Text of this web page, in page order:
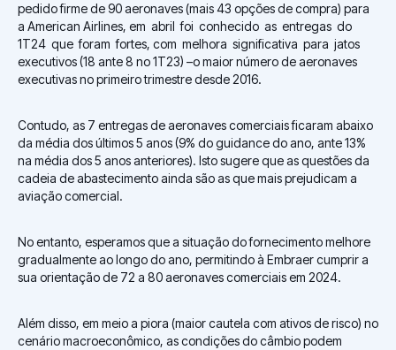
pedido firme de 90 aeronaves (mais 43 opções de compra) para
a American Airlines, em abril foi conhecido as entregas do
1T24 que foram fortes, com melhora significativa para jatos
executivos (18 ante 8 no 1T23) –o maior número de aeronaves
executivas no primeiro trimestre desde 2016.
Contudo, as 7 entregas de aeronaves comerciais ficaram abaixo
da média dos últimos 5 anos (9% do guidance do ano, ante 13%
na média dos 5 anos anteriores). Isto sugere que as questões da
cadeia de abastecimento ainda são as que mais prejudicam a
aviação comercial.
No entanto, esperamos que a situação do fornecimento melhore
gradualmente ao longo do ano, permitindo à Embraer cumprir a
sua orientação de 72 a 80 aeronaves comerciais em 2024.
Além disso, em meio a piora (maior cautela com ativos de risco) no
cenário macroeconômico, as condições do câmbio podem